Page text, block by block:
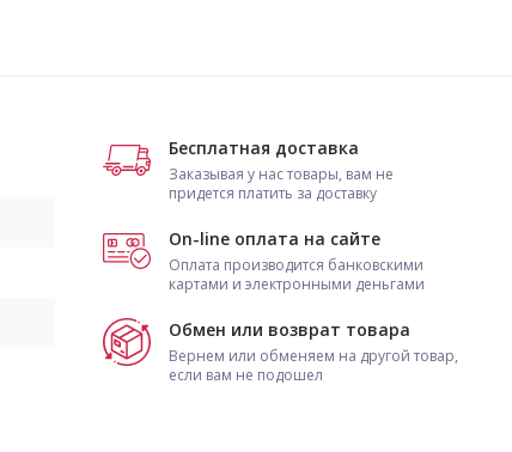
Бесплатная доставка
Заказывая у нас товары, вам не
придется платить за доставку
On-line оплата на сайте
Оплата производится банковскими
картами и электронными деньгами
Обмен или возврат товара
Вернем или обменяем на другой товар,
если вам не подошел